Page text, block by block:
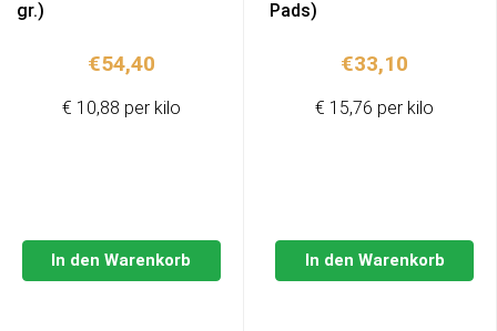
gr.)
€54,40
In den Warenkorb
€ 10,88 per kilo
Pads)
€33,10
In den Warenkorb
€ 15,76 per kilo